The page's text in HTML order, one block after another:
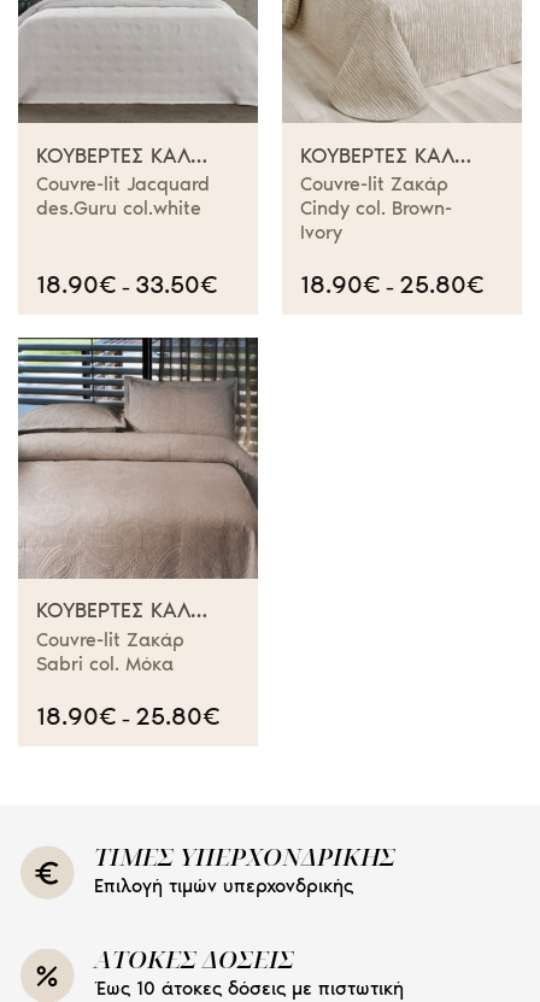
ΚΟΥΒΈΡΤΕΣ ΚΑΛΟΚΑΙΡΙΝΈΣ
Couvre-lit Jacquard
des.Guru col.white
18.90€ – 33.50€Price
range:
33.50€
ΚΟΥΒΈΡΤΕΣ ΚΑΛΟΚΑΙΡΙΝΈΣ
Couvre-lit Ζακάρ
Cindy col. Brown-
Ivory
18.90€ – 25.80€Price
range:
ΚΟΥΒΈΡΤΕΣ ΚΑΛΟΚΑΙΡΙΝΈΣ
Couvre-lit Ζακάρ
Sabri col. Μόκα
18.90€ – 25.80€Price
range:
ΤΙΜΕΣ ΥΠΕΡΧΟΝΔΡΙΚΗΣ
Επιλογή τιμών υπερχονδρικής
ΑΤΟΚΕΣ ΔΟΣΕΙΣ
Έως 10 άτοκες δόσεις με πιστωτική